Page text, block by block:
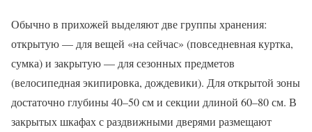
Обычно в прихожей выделяют две группы хранения:
открытую — для вещей «на сейчас» (повседневная куртка,
сумка) и закрытую — для сезонных предметов
(велосипедная экипировка, дождевики). Для открытой зоны
достаточно глубины 40–50 см и секции длиной 60–80 см. В
закрытых шкафах с раздвижными дверями размещают